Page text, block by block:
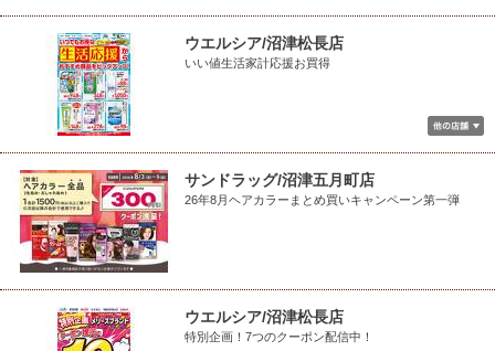
ウエルシア/沼津松長店
いい値生活家計応援お買得
サンドラッグ/沼津五月町店
26年8月ヘアカラーまとめ買いキャンペーン第一弾
ウエルシア/沼津松長店
特別企画！7つのクーポン配信中！